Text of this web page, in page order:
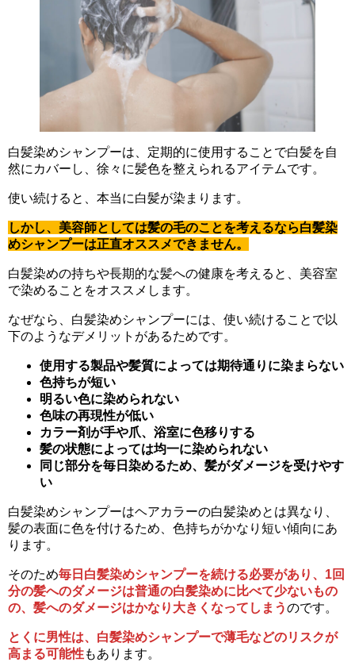
白髪染めシャンプーは、定期的に使用することで白髪を自
然にカバーし、徐々に髪色を整えられるアイテムです。
使い続けると、本当に白髪が染まります。
しかし、美容師としては髪の毛のことを考えるなら白髪染
めシャンプーは正直オススメできません。
白髪染めの持ちや長期的な髪への健康を考えると、美容室
で染めることをオススメします。
なぜなら、白髪染めシャンプーには、使い続けることで以
下のようなデメリットがあるためです。
使用する製品や髪質によっては期待通りに染まらない
色持ちが短い
明るい色に染められない
色味の再現性が低い
カラー剤が手や爪、浴室に色移りする
髪の状態によっては均一に染められない
同じ部分を毎日染めるため、髪がダメージを受けやす
い
白髪染めシャンプーはヘアカラーの白髪染めとは異なり、
髪の表面に色を付けるため、色持ちがかなり短い傾向にあ
ります。
そのため毎日白髪染めシャンプーを続ける必要があり、1回
分の髪へのダメージは普通の白髪染めに比べて少ないもの
の、髪へのダメージはかなり大きくなってしまうのです。
とくに男性は、白髪染めシャンプーで薄毛などのリスクが
高まる可能性もあります。